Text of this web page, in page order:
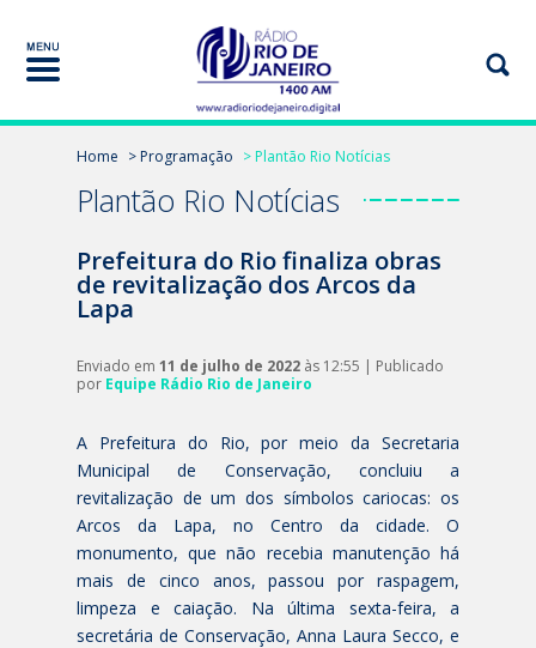
Home > Programação > Plantão Rio Notícias
Plantão Rio Notícias
Prefeitura do Rio finaliza obras
de revitalização dos Arcos da
Lapa
Enviado em 11 de julho de 2022 às 12:55 | Publicado
por Equipe Rádio Rio de Janeiro
A Prefeitura do Rio, por meio da Secretaria
Municipal de Conservação, concluiu a
revitalização de um dos símbolos cariocas: os
Arcos da Lapa, no Centro da cidade. O
monumento, que não recebia manutenção há
mais de cinco anos, passou por raspagem,
limpeza e caiação. Na última sexta-feira, a
secretária de Conservação, Anna Laura Secco, e